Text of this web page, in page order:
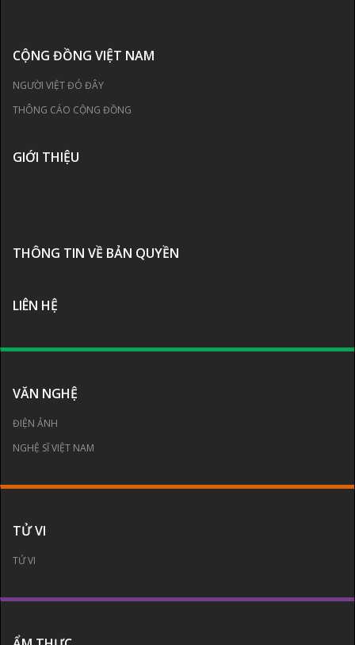
CỘNG ĐỒNG VIỆT NAM
NGƯỜI VIỆT ĐÓ ĐÂY
THÔNG CÁO CỘNG ĐỒNG
GIỚI THIỆU
THÔNG TIN VỀ BẢN QUYỀN
LIÊN HỆ
VĂN NGHỆ
ĐIỆN ẢNH
NGHỆ SĨ VIỆT NAM
TỬ VI
TỬ VI